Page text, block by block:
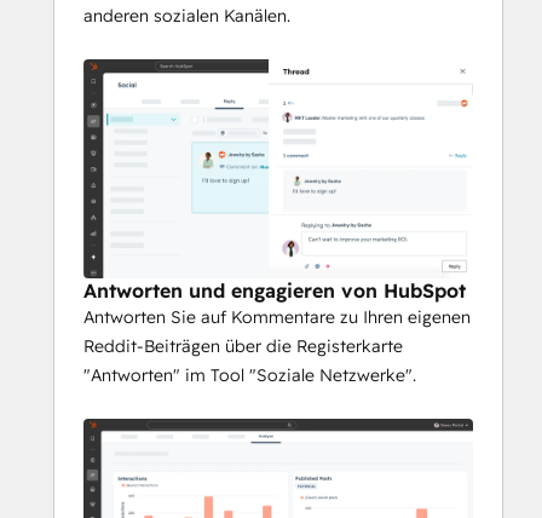
anderen sozialen Kanälen.
Antworten und engagieren von HubSpot
Antworten Sie auf Kommentare zu Ihren eigenen
Reddit-Beiträgen über die Registerkarte
"Antworten" im Tool "Soziale Netzwerke".